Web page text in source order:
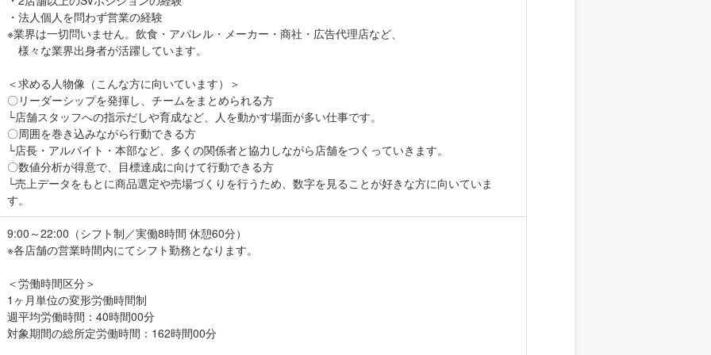
・法人個人を問わず営業の経験
※業界は一切問いません。飲食・アパレル・メーカー・商社・広告代理店など、
様々な業界出身者が活躍しています。
＜求める人物像（こんな方に向いています）＞
〇リーダーシップを発揮し、チームをまとめられる方
└店舗スタッフへの指示だしや育成など、人を動かす場面が多い仕事です。
〇周囲を巻き込みながら行動できる方
└店長・アルバイト・本部など、多くの関係者と協力しながら店舗をつくっていきます。
〇数値分析が得意で、目標達成に向けて行動できる方
└売上データをもとに商品選定や売場づくりを行うため、数字を見ることが好きな方に向いていま
す。
9:00～22:00（シフト制／実働8時間 休憩60分）
※各店舗の営業時間内にてシフト勤務となります。
＜労働時間区分＞
1ヶ月単位の変形労働時間制
週平均労働時間：40時間00分
対象期間の総所定労働時間：162時間00分